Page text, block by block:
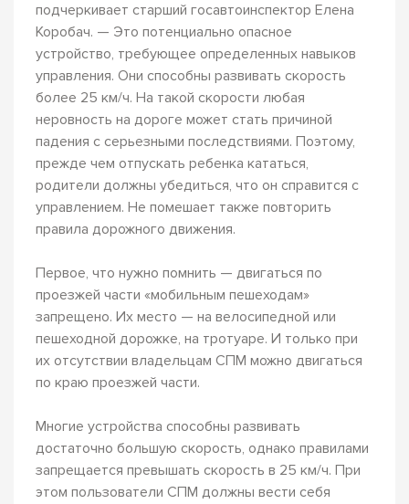
подчеркивает старший госавтоинспектор Елена
Коробач. — Это потенциально опасное
устройство, требующее определенных навыков
управления. Они способны развивать скорость
более 25 км/ч. На такой скорости любая
неровность на дороге может стать причиной
падения с серьезными последствиями. Поэтому,
прежде чем отпускать ребенка кататься,
родители должны убедиться, что он справится с
управлением. Не помешает также повторить
правила дорожного движения.
Первое, что нужно помнить — двигаться по
проезжей части «мобильным пешеходам»
запрещено. Их место — на велосипедной или
пешеходной дорожке, на тротуаре. И только при
их отсутствии владельцам СПМ можно двигаться
по краю проезжей части.
Многие устройства способны развивать
достаточно большую скорость, однако правилами
запрещается превышать скорость в 25 км/ч. При
этом пользователи СПМ должны вести себя